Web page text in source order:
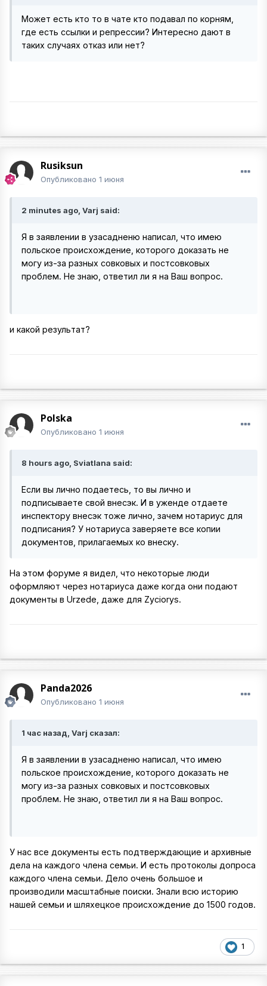
Может есть кто то в чате кто подавал по корням,
где есть ссылки и репрессии? Интересно дают в
таких случаях отказ или нет?
Rusiksun
Опубликовано 1 июня
2 minutes ago, Varj said:
Я в заявлении в узасадненю написал, что имею
польское происхождение, которого доказать не
могу из-за разных совковых и постсовковых
проблем. Не знаю, ответил ли я на Ваш вопрос.
и какой результат?
Polska
Опубликовано 1 июня
8 hours ago, Sviatlana said:
Если вы лично подаетесь, то вы лично и
подписываете свой внесэк. И в уженде отдаете
инспектору внесэк тоже лично, зачем нотариус для
подписания? У нотариуса заверяете все копии
документов, прилагаемых ко внеску.
На этом форуме я видел, что некоторые люди
оформляют через нотариуса даже когда они подают
документы в Urzede, даже для Zyciorys.
Panda2026
Опубликовано 1 июня
1 час назад, Varj сказал:
Я в заявлении в узасадненю написал, что имею
польское происхождение, которого доказать не
могу из-за разных совковых и постсовковых
проблем. Не знаю, ответил ли я на Ваш вопрос.
У нас все документы есть подтверждающие и архивные
дела на каждого члена семьи. И есть протоколы допроса
каждого члена семьи. Дело очень большое и
производили масштабные поиски. Знали всю историю
нашей семьи и шляхецкое происхождение до 1500 годов.
1